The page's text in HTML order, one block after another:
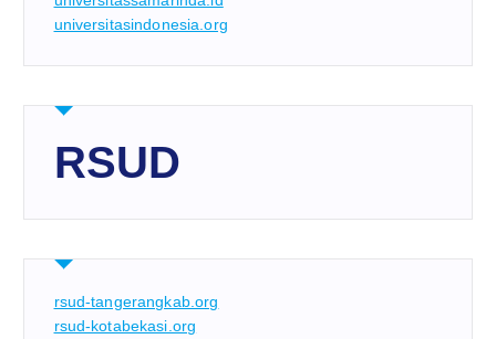
universitasindonesia.org
RSUD
rsud-tangerangkab.org
rsud-kotabekasi.org